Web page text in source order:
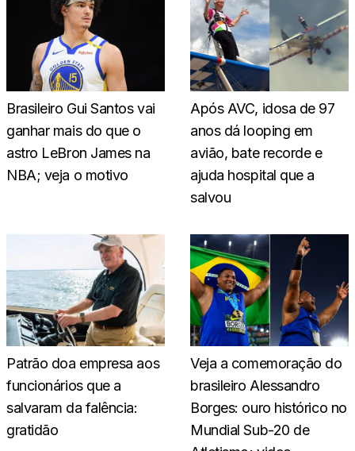
Brasileiro Gui Santos vai
ganhar mais do que o
astro LeBron James na
NBA; veja o motivo
Após AVC, idosa de 97
anos dá looping em
avião, bate recorde e
ajuda hospital que a
salvou
Patrão doa empresa aos
funcionários que a
salvaram da falência:
gratidão
Veja a comemoração do
brasileiro Alessandro
Borges: ouro histórico no
Mundial Sub-20 de